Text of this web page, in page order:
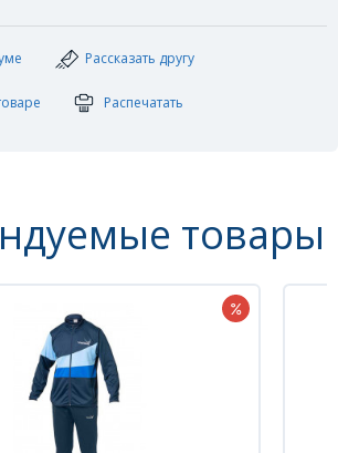
Рассказать другу
Распечатать
товары